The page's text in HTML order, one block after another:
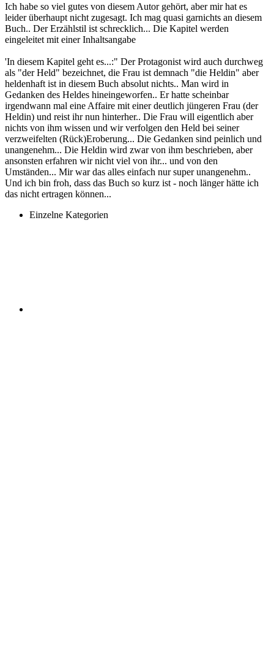
Ich habe so viel gutes von diesem Autor gehört, aber mir hat es
leider überhaupt nicht zugesagt. Ich mag quasi garnichts an diesem
Buch.. Der Erzählstil ist schrecklich... Die Kapitel werden
eingeleitet mit einer Inhaltsangabe
'In diesem Kapitel geht es...:" Der Protagonist wird auch durchweg
als "der Held" bezeichnet, die Frau ist demnach "die Heldin" aber
heldenhaft ist in diesem Buch absolut nichts.. Man wird in
Gedanken des Heldes hineingeworfen.. Er hatte scheinbar
irgendwann mal eine Affaire mit einer deutlich jüngeren Frau (der
Heldin) und reist ihr nun hinterher.. Die Frau will eigentlich aber
nichts von ihm wissen und wir verfolgen den Held bei seiner
verzweifelten (Rück)Eroberung... Die Gedanken sind peinlich und
unangenehm... Die Heldin wird zwar von ihm beschrieben, aber
ansonsten erfahren wir nicht viel von ihr... und von den
Umständen... Mir war das alles einfach nur super unangenehm..
Und ich bin froh, dass das Buch so kurz ist - noch länger hätte ich
das nicht ertragen können...
Einzelne Kategorien